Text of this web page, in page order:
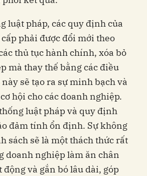
luật pháp, các quy định của
phải được đổi mới theo
thủ tục hành chính, xóa bỏ
mà thay thế bằng các điều
sẽ tạo ra sự minh bạch và
hội cho các doanh nghiệp.
luật pháp và quy định
đảm tính ổn định. Sự không
sách sẽ là một thách thức rất
doanh nghiệp làm ăn chân
và gắn bó lâu dài, góp